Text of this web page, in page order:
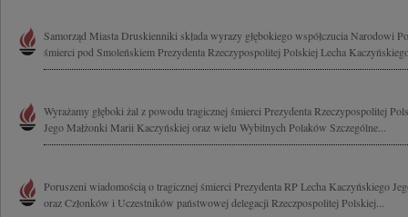
Samorząd Miasta Druskienniki składa wyrazy głębokiego współczucia Narodowi
śmierci pod Smoleńskiem Prezydenta Rzeczypospolitej Polskiej Lecha
Wyrażamy głęboki żal z powodu tragicznej śmierci Prezydenta Rzeczypospolitej
Jego Małżonki Marii Kaczyńskiej oraz wielu Wybitnych Polaków Szczególne...
Poruszeni wiadomością o tragicznej śmierci Prezydenta RP Lecha Kaczyńskiego
oraz Członków i Uczestników państwowej delegacji Rzeczpospolitej Polskiej...